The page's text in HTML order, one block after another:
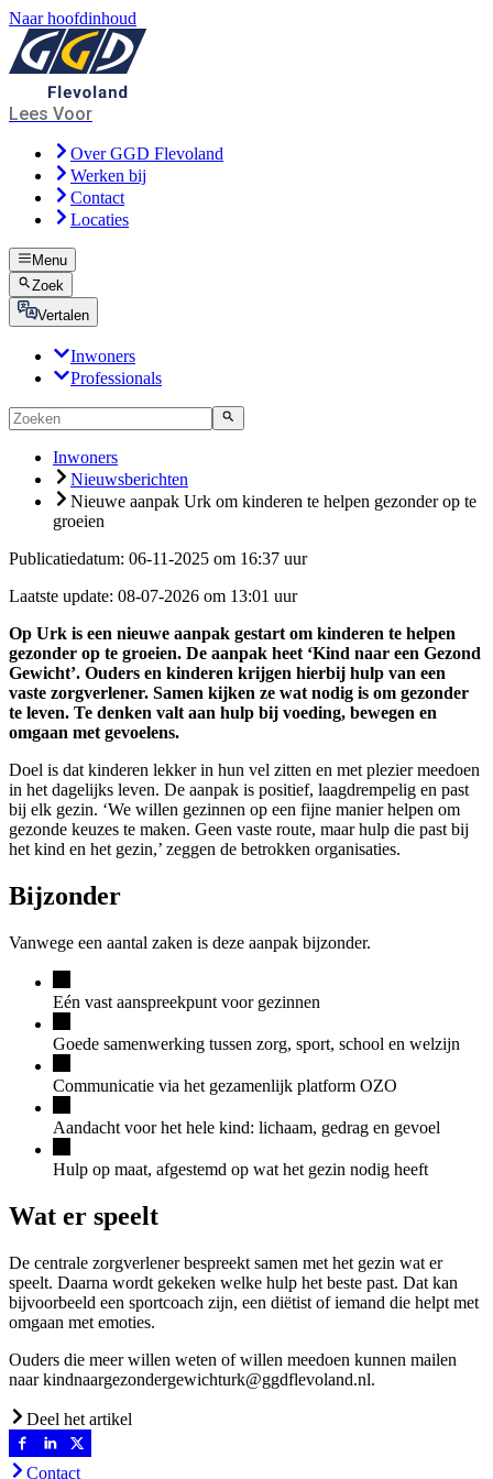
Naar hoofdinhoud
Lees Voor
Over GGD Flevoland
Werken bij
Contact
Locaties
Menu
Zoek
Vertalen
Inwoners
Professionals
Inwoners
Nieuwsberichten
Nieuwe aanpak Urk om kinderen te helpen gezonder op te
groeien
Publicatiedatum: 06-11-2025 om 16:37 uur
Laatste update: 08-07-2026 om 13:01 uur
Op Urk is een nieuwe aanpak gestart om kinderen te helpen
gezonder op te groeien. De aanpak heet ‘Kind naar een Gezond
Gewicht’. Ouders en kinderen krijgen hierbij hulp van een
vaste zorgverlener. Samen kijken ze wat nodig is om gezonder
te leven. Te denken valt aan hulp bij voeding, bewegen en
omgaan met gevoelens.
Doel is dat kinderen lekker in hun vel zitten en met plezier meedoen
in het dagelijks leven. De aanpak is positief, laagdrempelig en past
bij elk gezin. ‘We willen gezinnen op een fijne manier helpen om
gezonde keuzes te maken. Geen vaste route, maar hulp die past bij
het kind en het gezin,’ zeggen de betrokken organisaties.
Bijzonder
Vanwege een aantal zaken is deze aanpak bijzonder.
Eén vast aanspreekpunt voor gezinnen
Goede samenwerking tussen zorg, sport, school en welzijn
Communicatie via het gezamenlijk platform OZO
Aandacht voor het hele kind: lichaam, gedrag en gevoel
Hulp op maat, afgestemd op wat het gezin nodig heeft
Wat er speelt
De centrale zorgverlener bespreekt samen met het gezin wat er
speelt. Daarna wordt gekeken welke hulp het beste past. Dat kan
bijvoorbeeld een sportcoach zijn, een diëtist of iemand die helpt met
omgaan met emoties.
Ouders die meer willen weten of willen meedoen kunnen mailen
naar kindnaargezondergewichturk@ggdflevoland.nl.
Deel het artikel
Contact